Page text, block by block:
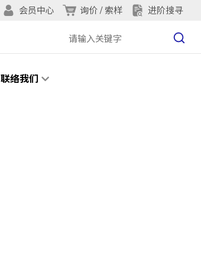
会员中心 询价 / 索样 进阶搜寻
联络我们